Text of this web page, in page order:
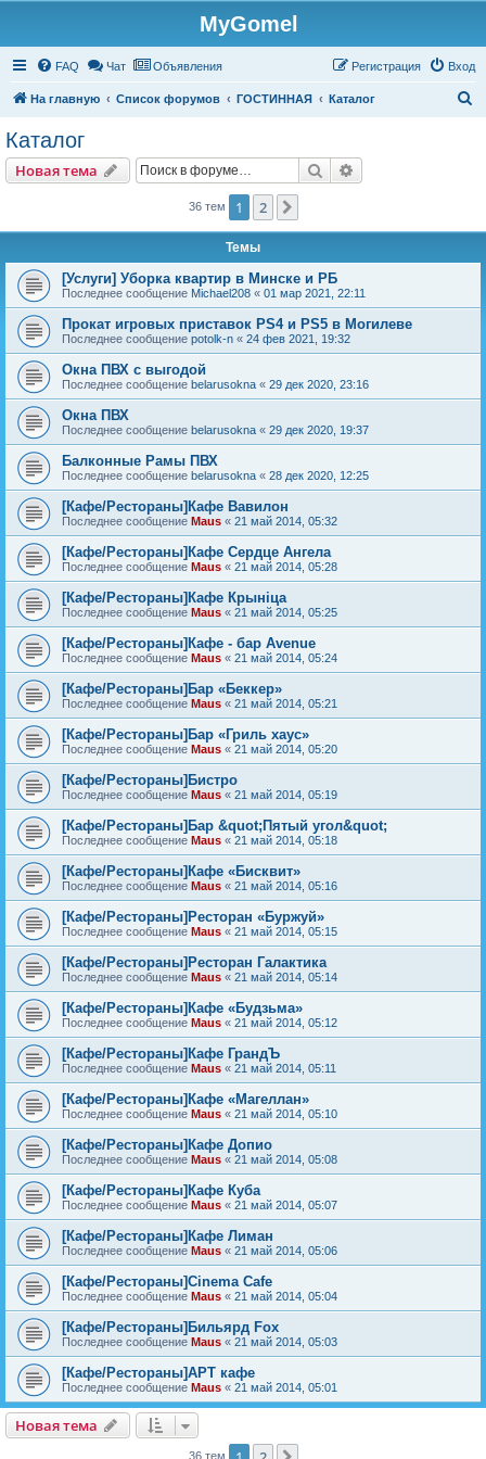
MyGomel
FAQ Чат Объявления Вход
Регистрация
На главную Список форумов ГОСТИННАЯ Каталог
Каталог
Новая тема
Новаятема Поиск
36 тем 1 2
Темы
[Услуги] Уборка квартир в Минске и РБ
Последнее сообщение Michael208 « 01 мар 2021, 22:11
Прокат игровых приставок PS4 и PS5 в Могилеве
Последнее сообщение potolk-n « 24 фев 2021, 19:32
Окна ПВХ с выгодой
Последнее сообщение belarusokna « 29 дек 2020, 23:16
Окна ПВХ
Последнее сообщение belarusokna « 29 дек 2020, 19:37
Балконные Рамы ПВХ
Последнее сообщение belarusokna « 28 дек 2020, 12:25
[Кафе/Рестораны]Кафе Вавилон
Последнее сообщение Maus « 21 май 2014, 05:32
[Кафе/Рестораны]Кафе Сердце Ангела
Последнее сообщение Maus « 21 май 2014, 05:28
[Кафе/Рестораны]Кафе Крыніца
Последнее сообщение Maus « 21 май 2014, 05:25
[Кафе/Рестораны]Кафе - бар Avenue
Последнее сообщение Maus « 21 май 2014, 05:24
[Кафе/Рестораны]Бар «Беккер»
Последнее сообщение Maus « 21 май 2014, 05:21
[Кафе/Рестораны]Бар «Гриль хаус»
Последнее сообщение Maus « 21 май 2014, 05:20
[Кафе/Рестораны]Бистро
Последнее сообщение Maus « 21 май 2014, 05:19
[Кафе/Рестораны]Бар &quot;Пятый угол&quot;
Последнее сообщение Maus « 21 май 2014, 05:18
[Кафе/Рестораны]Кафе «Бисквит»
Последнее сообщение Maus « 21 май 2014, 05:16
[Кафе/Рестораны]Ресторан «Буржуй»
Последнее сообщение Maus « 21 май 2014, 05:15
[Кафе/Рестораны]Ресторан Галактика
Последнее сообщение Maus « 21 май 2014, 05:14
[Кафе/Рестораны]Кафе «Будзьма»
Последнее сообщение Maus « 21 май 2014, 05:12
[Кафе/Рестораны]Кафе ГрандЪ
Последнее сообщение Maus « 21 май 2014, 05:11
[Кафе/Рестораны]Кафе «Магеллан»
Последнее сообщение Maus « 21 май 2014, 05:10
[Кафе/Рестораны]Кафе Допио
Последнее сообщение Maus « 21 май 2014, 05:08
[Кафе/Рестораны]Кафе Куба
Последнее сообщение Maus « 21 май 2014, 05:07
[Кафе/Рестораны]Кафе Лиман
Последнее сообщение Maus « 21 май 2014, 05:06
[Кафе/Рестораны]Cinema Cafe
Последнее сообщение Maus « 21 май 2014, 05:04
[Кафе/Рестораны]Бильярд Fox
Последнее сообщение Maus « 21 май 2014, 05:03
[Кафе/Рестораны]АРТ кафе
Последнее сообщение Maus « 21 май 2014, 05:01
Новая тема
Новаятема
36 тем